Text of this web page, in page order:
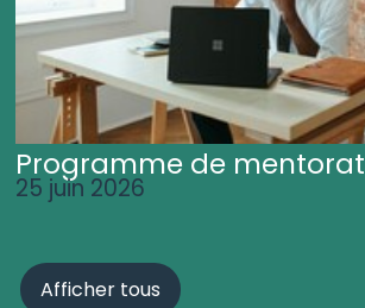
Programme de mentorat
25 juin 2026
Afficher tous